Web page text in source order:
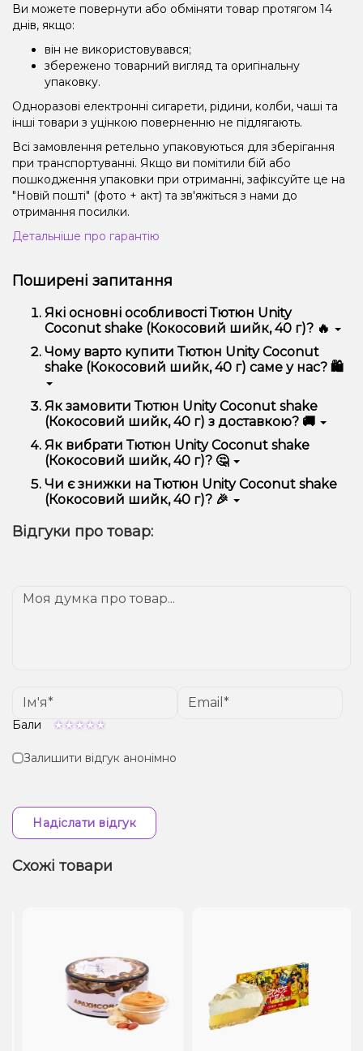
Ви можете повернути або обміняти товар протягом 14
днів, якщо:
він не використовувався;
збережено товарний вигляд та оригінальну
упаковку.
Одноразові електронні сигарети, рідини, колби, чаші та
інші товари з уцінкою поверненню не підлягають.
Всі замовлення ретельно упаковуються для зберігання
при транспортуванні. Якщо ви помітили бій або
пошкодження упаковки при отриманні, зафіксуйте це на
"Новій пошті" (фото + акт) та зв'яжіться з нами до
отримання посилки.
Детальніше про гарантію
Поширені запитання
Які основні особливості Тютюн Unity
Coconut shake (Кокосовий шийк, 40 г)? 🔥
Тютюн Unity Coconut shake (Кокосовий шийк, 40 г)
відрізняється високою якістю, зручністю
використання та надійністю.
Чому варто купити Тютюн Unity Coconut
shake (Кокосовий шийк, 40 г) саме у нас? 🛍️
Ми пропонуємо тільки оригінальну продукцію,
широкий асортимент, вигідні ціни та швидку
доставку. Крім того, у нас регулярні акції та знижки
для клієнтів!
Як замовити Тютюн Unity Coconut shake
(Кокосовий шийк, 40 г) з доставкою? 🚚
Оформити замовлення можна в кілька кліків:
Додайте Тютюн Unity Coconut shake
(Кокосовий шийк, 40 г) до кошика.
Перейдіть до оформлення замовлення.
Підтвердіть замовлення – ми швидко
надішлемо його вам!
Як вибрати Тютюн Unity Coconut shake
(Кокосовий шийк, 40 г)? 🤔
Вибір залежить від ваших уподобань – наприклад,
якщо це кальян, враховуйте розмір, матеріал та тип
чаші, якщо вейп – потужність та смак. Наші
варіант.
Чи є знижки на Тютюн Unity Coconut shake
(Кокосовий шийк, 40 г)? 🎉
спеціальні пропозиції. Слідкуйте за оновленнями на
Відгуки про товар:
Бали
Залишити відгук анонімно
Надіслати відгук
Схожі товари